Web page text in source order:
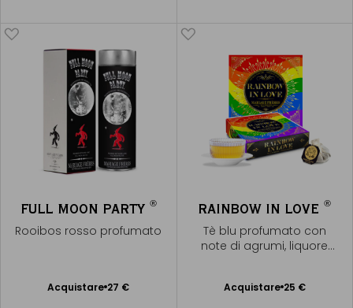
FULL MOON PARTY ®
Rooibos rosso profumato
Acquistare 27 €
Aggiungere
RAINBOW IN LOVE®
Tè blu profumato con
note di agrumi, liquore
Acquistare 25 €
Aggiungere